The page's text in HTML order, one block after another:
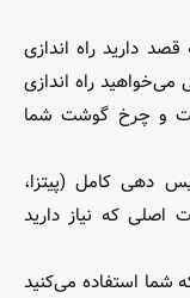
دارید راه اندازی
راه اندازی
و چرخ گوشت شما
دهی کامل (پیتزا،
اصلی که نیاز دارید
شما استفاده می‌کنید